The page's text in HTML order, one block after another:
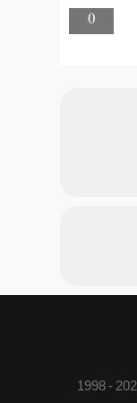
0
جميع الحقوق محفوظة © 2026 - 1998